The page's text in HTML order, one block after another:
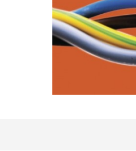
en
el
catálogo